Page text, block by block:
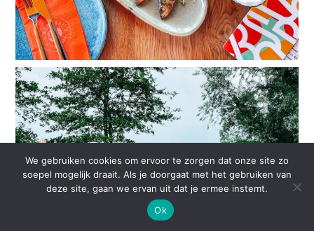
We gebruiken cookies om ervoor te zorgen dat onze site zo
soepel mogelijk draait. Als je doorgaat met het gebruiken van
deze site, gaan we ervan uit dat je ermee instemt.
Ok